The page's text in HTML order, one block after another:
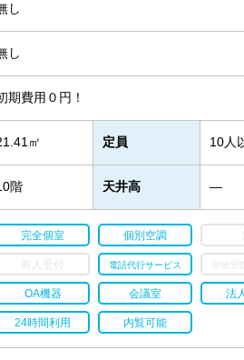
し
し
期費用０円！
㎡ 定員 10人
階 天井高 ―
完全個室 個別空調
有人受付 電話代行サービス
OA機器 会議室 法
24時間利用 内覧可能